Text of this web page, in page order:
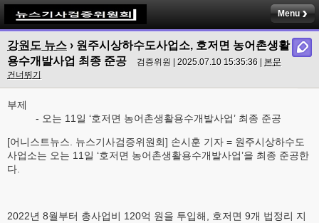
Menu
강원도 뉴스 › 원주시상하수도사업소, 호저면 농어촌생활
용수개발사업 최종 준공
검증위원 | 2025.07.10 15:35:36 | 본문
건너뛰기
부제
- 오는 11일 ‘호저면 농어촌생활용수개발사업’ 최종 준공
[어니스트뉴스. 뉴스기사검증위원회] 손시훈 기자 = 원주시상하수도
사업소는 오는 11일 ‘호저면 농어촌생활용수개발사업’을 최종 준공한
다.
2022년 8월부터 총사업비 120억 원을 투입해, 호저면 9개 법정리 지